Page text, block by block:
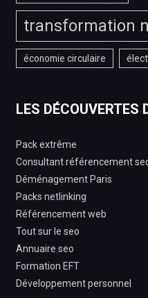
transformation
économie circulaire
LES DÉCOUVERTES
Pack extrême
Consultant référencement
Déménagement Paris
Packs netlinking
Référencement web
Tout sur le seo
Annuaire seo
Formation EFT
Développement personnel